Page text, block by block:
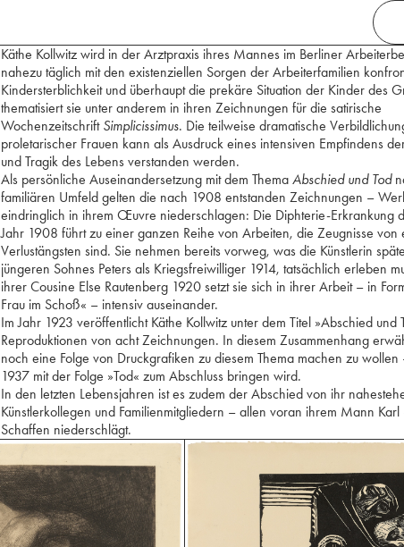
Käthe Kollwitz wird in der Arztpraxis ihres Mannes im Berliner
nahezu täglich mit den existenziellen Sorgen der Arbeiterfamilien
Kindersterblichkeit und überhaupt die prekäre Situation der Kinder des
thematisiert sie unter anderem in ihren Zeichnungen für die satirische
Wochenzeitschrift Simplicissimus. Die teilweise dramatische
proletarischer Frauen kann als Ausdruck eines intensiven Empfindens
und Tragik des Lebens verstanden werden.
Als persönliche Auseinandersetzung mit dem Thema Abschied und Tod
familiären Umfeld gelten die nach 1908 entstanden Zeichnungen –
eindringlich in ihrem Œuvre niederschlagen: Die Diphterie-Erkrankung
Jahr 1908 führt zu einer ganzen Reihe von Arbeiten, die Zeugnisse von
Verlustängsten sind. Sie nehmen bereits vorweg, was die Künstlerin
jüngeren Sohnes Peters als Kriegsfreiwilliger 1914, tatsächlich erleben
ihrer Cousine Else Rautenberg 1920 setzt sie sich in ihrer Arbeit – in
Frau im Schoß« – intensiv auseinander.
Im Jahr 1923 veröffentlicht Käthe Kollwitz unter dem Titel »Abschied und
Reproduktionen von acht Zeichnungen. In diesem Zusammenhang
noch eine Folge von Druckgrafiken zu diesem Thema machen zu
1937 mit der Folge »Tod« zum Abschluss bringen wird.
In den letzten Lebensjahren ist es zudem der Abschied von ihr
Künstlerkollegen und Familienmitgliedern – allen voran ihrem Mann
Schaffen niederschlägt.